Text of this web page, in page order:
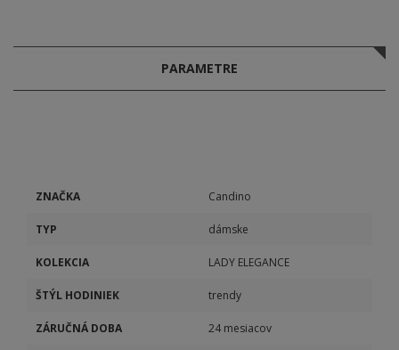
PARAMETRE
ZNAČKA Candino
TYP dámske
KOLEKCIA LADY ELEGANCE
ŠTÝL HODINIEK trendy
ZÁRUČNÁ DOBA 24 mesiacov